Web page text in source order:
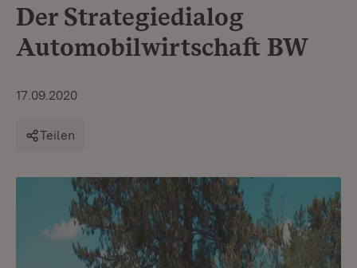
Der Strategiedialog
Automobilwirtschaft BW
17.09.2020
Teilen